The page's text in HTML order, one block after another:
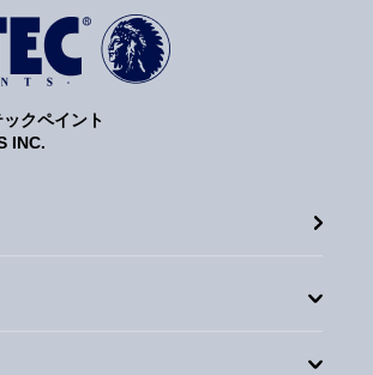
クペイント
INC.